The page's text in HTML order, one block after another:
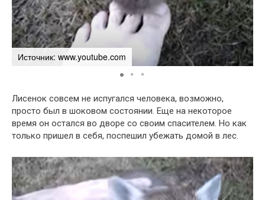
Источник: www.youtube.com
Лисенок совсем не испугался человека, возможно,
просто был в шоковом состоянии. Еще на некоторое
время он остался во дворе со своим спасителем. Но как
только пришел в себя, поспешил убежать домой в лес.